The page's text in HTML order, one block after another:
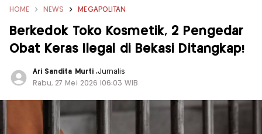
HOME NEWS MEGAPOLITAN
Berkedok Toko Kosmetik, 2 Pengedar
Obat Keras Ilegal di Bekasi Ditangkap!
Ari Sandita Murti ,Jurnalis
Rabu, 27 Mei 2026 |06:03 WIB